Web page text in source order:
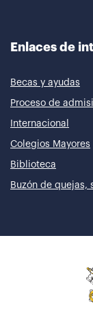
Enlaces de
Becas y ayudas
Proceso de
Internacional
Colegios Mayores
Biblioteca
Buzón de quejas,